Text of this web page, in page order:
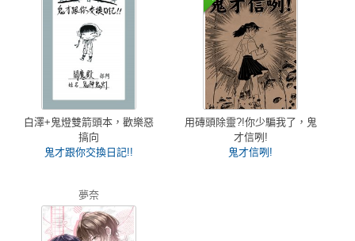
白澤+鬼燈雙箭頭本，歡樂惡
搞向
鬼才跟你交換日記!!
用磚頭除靈?!你少騙我了，鬼
才信咧!
鬼才信咧!
夢奈